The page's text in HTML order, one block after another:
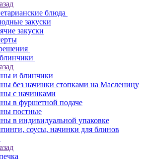
блюда
закуски
закуски
и блинчики
без начинки стопками на Масленицу
с начинками
в фуршетной подаче
постные
в индивидуальной упаковке
соусы, начинки для блинов